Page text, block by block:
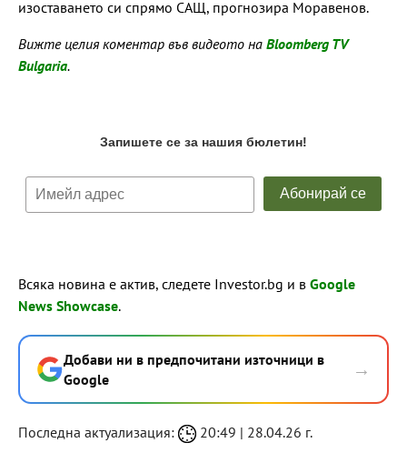
изоставането си спрямо САЩ, прогнозира Моравенов.
Вижте целия коментар във видеото на Bloomberg TV
Bulgaria.
Всяка новина е актив, следете Investor.bg и в Google
News Showcase.
Добави ни в предпочитани източници в
Google
→
Последна актуализация: 20:49 | 28.04.26 г.